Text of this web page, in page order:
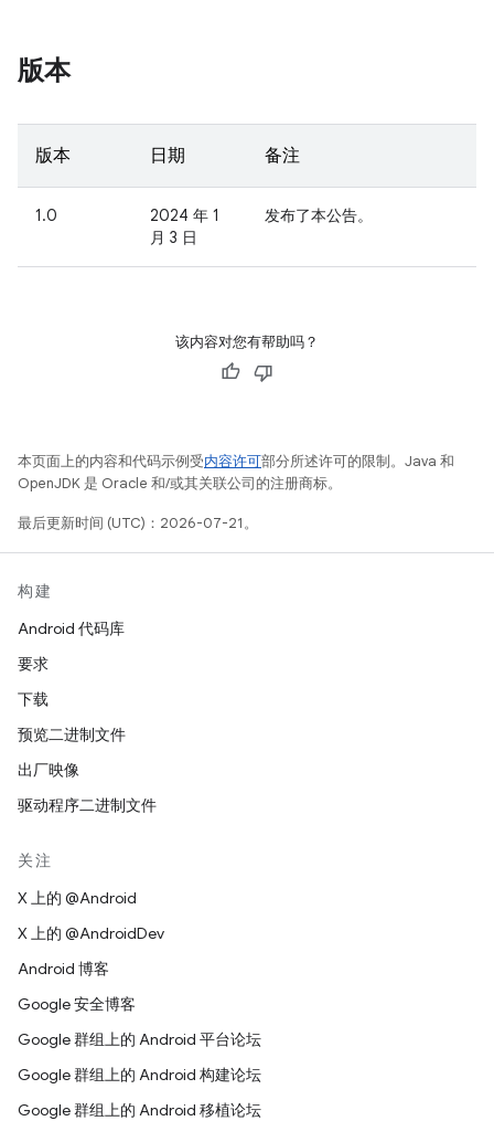
版本
版本 日期 备注
1.0
2024 年 1
月 3 日
发布了本公告。
该内容对您有帮助吗？
本页面上的内容和代码示例受内容许可部分所述许可的限制。Java 和
OpenJDK 是 Oracle 和/或其关联公司的注册商标。
最后更新时间 (UTC)：2026-07-21。
构建
Android 代码库
要求
下载
预览二进制文件
出厂映像
驱动程序二进制文件
关注
X 上的 @Android
X 上的 @AndroidDev
Android 博客
Google 安全博客
Google 群组上的 Android 平台论坛
Google 群组上的 Android 构建论坛
Google 群组上的 Android 移植论坛